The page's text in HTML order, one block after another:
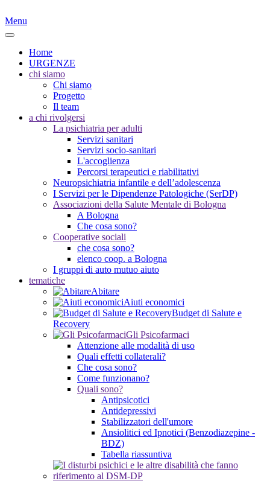
Menu
Home
URGENZE
chi siamo
Chi siamo
Progetto
Il team
a chi rivolgersi
La psichiatria per adulti
Servizi sanitari
Servizi socio-sanitari
L'accoglienza
Percorsi terapeutici e riabilitativi
Neuropsichiatria infantile e dell’adolescenza
I Servizi per le Dipendenze Patologiche (SerDP)
Associazioni della Salute Mentale di Bologna
A Bologna
Che cosa sono?
Cooperative sociali
che cosa sono?
elenco coop. a Bologna
I gruppi di auto mutuo aiuto
tematiche
Abitare
Aiuti economici
Budget di Salute e
Recovery
Gli Psicofarmaci
Attenzione alle modalità di uso
Quali effetti collaterali?
Che cosa sono?
Come funzionano?
Quali sono?
Antipsicotici
Antidepressivi
Stabilizzatori dell'umore
Ansiolitici ed Ipnotici (Benzodiazepine -
BDZ)
Tabella riassuntiva